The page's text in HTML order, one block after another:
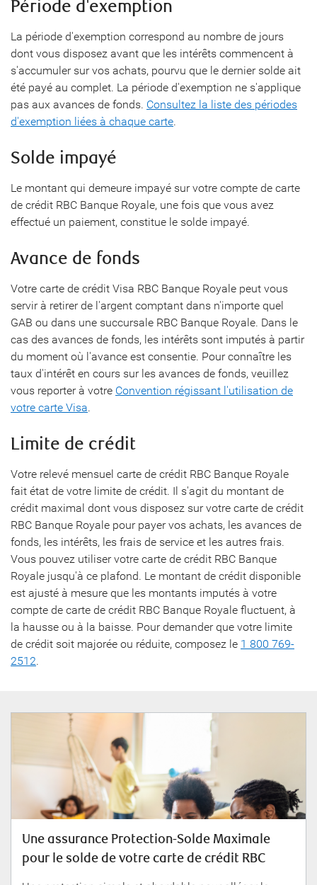
Période d'exemption
La période d'exemption correspond au nombre de jours
dont vous disposez avant que les intérêts commencent à
s'accumuler sur vos achats, pourvu que le dernier solde ait
été payé au complet. La période d'exemption ne s'applique
pas aux avances de fonds. Consultez la liste des périodes
d'exemption liées à chaque carte.
Solde impayé
Le montant qui demeure impayé sur votre compte de carte
de crédit RBC Banque Royale, une fois que vous avez
effectué un paiement, constitue le solde impayé.
Avance de fonds
Votre carte de crédit Visa RBC Banque Royale peut vous
servir à retirer de l'argent comptant dans n'importe quel
GAB ou dans une succursale RBC Banque Royale. Dans le
cas des avances de fonds, les intérêts sont imputés à partir
du moment où l'avance est consentie. Pour connaître les
taux d'intérêt en cours sur les avances de fonds, veuillez
vous reporter à votre Convention régissant l'utilisation de
votre carte Visa.
Limite de crédit
Votre relevé mensuel carte de crédit RBC Banque Royale
fait état de votre limite de crédit. Il s'agit du montant de
crédit maximal dont vous disposez sur votre carte de crédit
RBC Banque Royale pour payer vos achats, les avances de
fonds, les intérêts, les frais de service et les autres frais.
Vous pouvez utiliser votre carte de crédit RBC Banque
Royale jusqu'à ce plafond. Le montant de crédit disponible
est ajusté à mesure que les montants imputés à votre
compte de carte de crédit RBC Banque Royale fluctuent, à
la hausse ou à la baisse. Pour demander que votre limite
de crédit soit majorée ou réduite, composez le 1 800 769-
2512.
Une assurance Protection-Solde Maximale
pour le solde de votre carte de crédit RBC